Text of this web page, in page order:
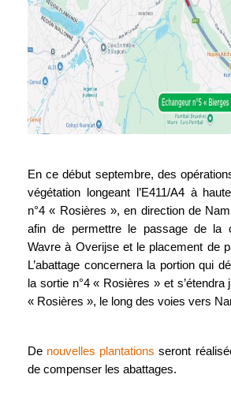
En ce début septembre, des
végétation longeant l’E411/A4 à
n°4 « Rosières », en direction de
afin de permettre le passage de la
Wavre à Overijse et le placement de
L’abattage concernera la portion qui
la sortie n°4 « Rosières » et s’étendra
« Rosières », le long des voies vers
De nouvelles plantationsseront
de compenser les abattages.